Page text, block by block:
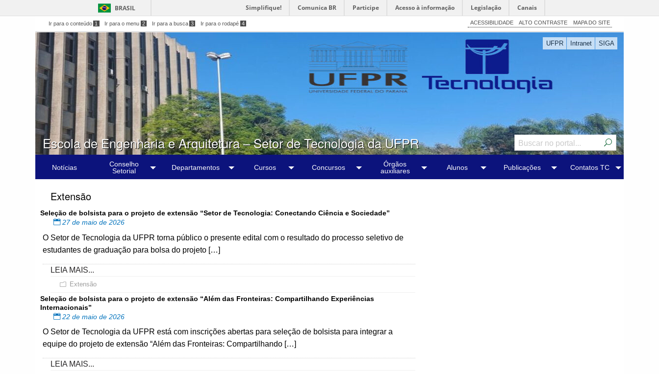
BRASIL Simplifique! Comunica BR Participe Acesso à informação Legislação Canais
Ir para o conteúdo 1 Ir para o menu 2 Ir para a busca 3 Ir para o rodapé 4 ACESSIBILIDADE ALTO CONTRASTE MAPA DO SITE
UFPR Intranet SIGA
Escola de Engenharia e Arquitetura – Setor de Tecnologia da UFPR
Notícias
Conselho
Setorial
Departamentos Cursos Concursos
Órgãos
auxiliares
Alunos Publicações Contatos TC
Extensão
Seleção de bolsista para o projeto de extensão “Setor de Tecnologia: Conectando Ciência e Sociedade”
27 de maio de 2026
O Setor de Tecnologia da UFPR torna público o presente edital com o resultado do processo seletivo de
estudantes de graduação para bolsa do projeto […]
LEIA MAIS...
Extensão
Seleção de bolsista para o projeto de extensão “Além das Fronteiras: Compartilhando Experiências
Internacionais”
22 de maio de 2026
O Setor de Tecnologia da UFPR está com inscrições abertas para seleção de bolsista para integrar a
equipe do projeto de extensão “Além das Fronteiras: Compartilhando […]
LEIA MAIS...